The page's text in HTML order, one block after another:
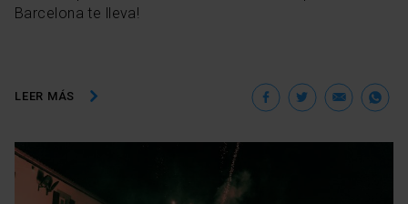
Barcelona te lleva!
LEER MÁS Facebook
Twitter